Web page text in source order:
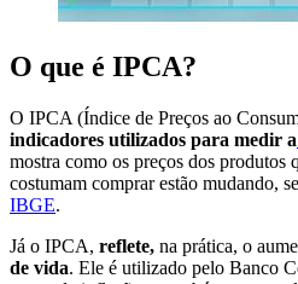
O que é IPCA?
O IPCA (Índice de Preços ao
indicadores utilizados para medir a
mostra como os preços dos produtos
costumam comprar estão mudando,
IBGE.
Já o IPCA, reflete, na prática, o
de vida. Ele é utilizado pelo Banco